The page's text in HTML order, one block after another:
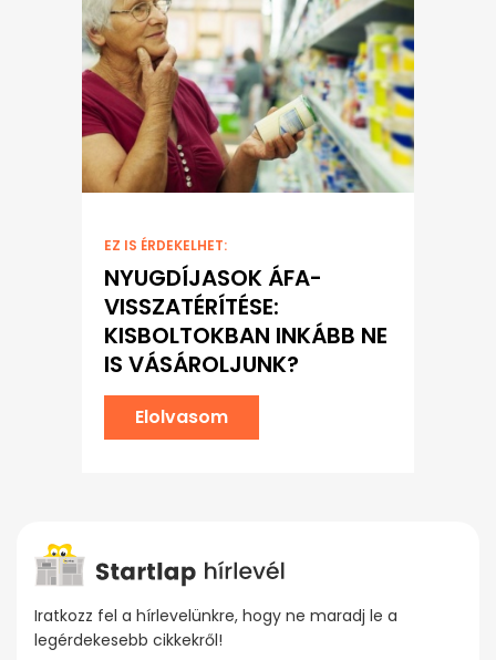
EZ IS ÉRDEKELHET:
NYUGDÍJASOK ÁFA-
VISSZATÉRÍTÉSE:
KISBOLTOKBAN INKÁBB NE
IS VÁSÁROLJUNK?
Elolvasom
Iratkozz fel a hírlevelünkre, hogy ne maradj le a
legérdekesebb cikkekről!